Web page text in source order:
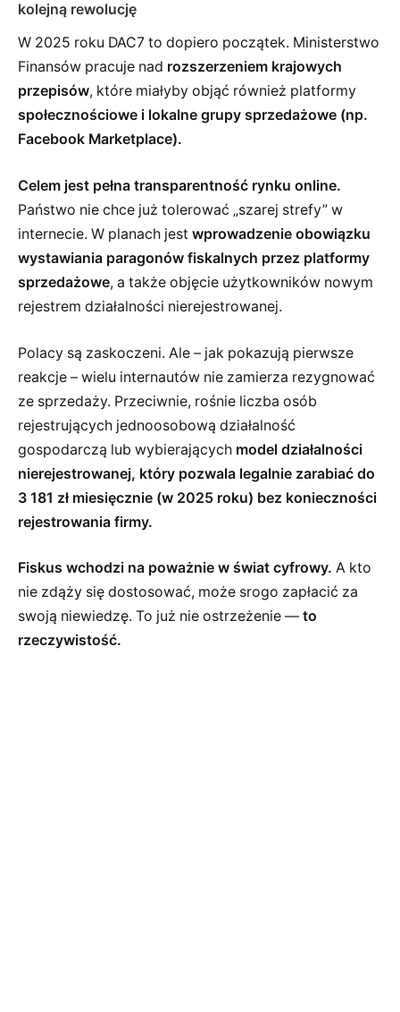
kolejną rewolucję
W 2025 roku DAC7 to dopiero początek. Ministerstwo
Finansów pracuje nad rozszerzeniem krajowych
przepisów, które miałyby objąć również platformy
społecznościowe i lokalne grupy sprzedażowe (np.
Facebook Marketplace).
Celem jest pełna transparentność rynku online.
Państwo nie chce już tolerować „szarej strefy” w
internecie. W planach jest wprowadzenie obowiązku
wystawiania paragonów fiskalnych przez platformy
sprzedażowe, a także objęcie użytkowników nowym
rejestrem działalności nierejestrowanej.
Polacy są zaskoczeni. Ale – jak pokazują pierwsze
reakcje – wielu internautów nie zamierza rezygnować
ze sprzedaży. Przeciwnie, rośnie liczba osób
rejestrujących jednoosobową działalność
gospodarczą lub wybierających model działalności
nierejestrowanej, który pozwala legalnie zarabiać do
3 181 zł miesięcznie (w 2025 roku) bez konieczności
rejestrowania firmy.
Fiskus wchodzi na poważnie w świat cyfrowy. A kto
nie zdąży się dostosować, może srogo zapłacić za
swoją niewiedzę. To już nie ostrzeżenie — to
rzeczywistość.